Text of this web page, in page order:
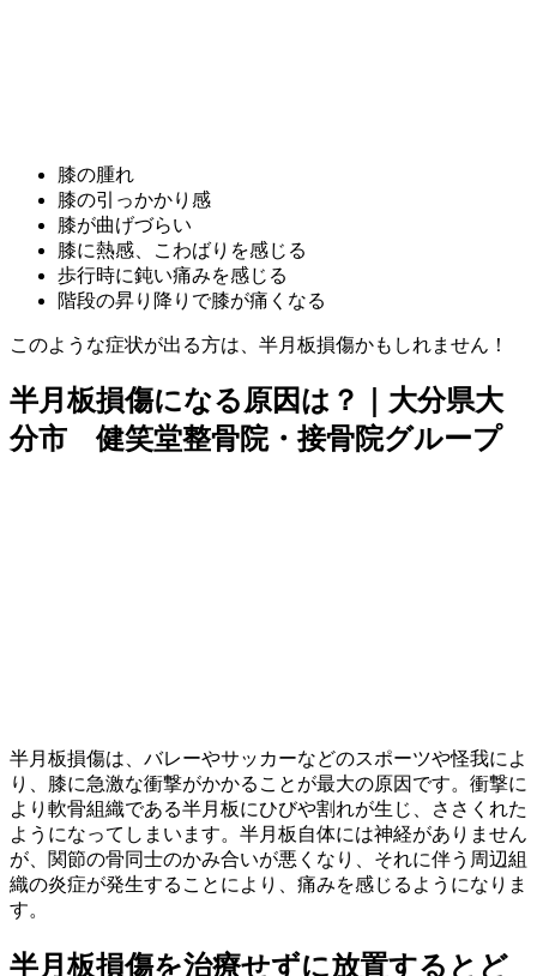
膝の腫れ
膝の引っかかり感
膝が曲げづらい
膝に熱感、こわばりを感じる
歩行時に鈍い痛みを感じる
階段の昇り降りで膝が痛くなる
このような症状が出る方は、半月板損傷かもしれません！
半月板損傷になる原因は？｜大分県大
分市 健笑堂整骨院・接骨院グループ
半月板損傷は、バレーやサッカーなどのスポーツや怪我によ
り、膝に急激な衝撃がかかることが最大の原因です。衝撃に
より軟骨組織である半月板にひびや割れが生じ、ささくれた
ようになってしまいます。半月板自体には神経がありません
が、関節の骨同士のかみ合いが悪くなり、それに伴う周辺組
織の炎症が発生することにより、痛みを感じるようになりま
す。
半月板損傷を治療せずに放置するとど